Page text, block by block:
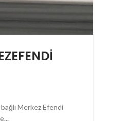
Merkez Efendi